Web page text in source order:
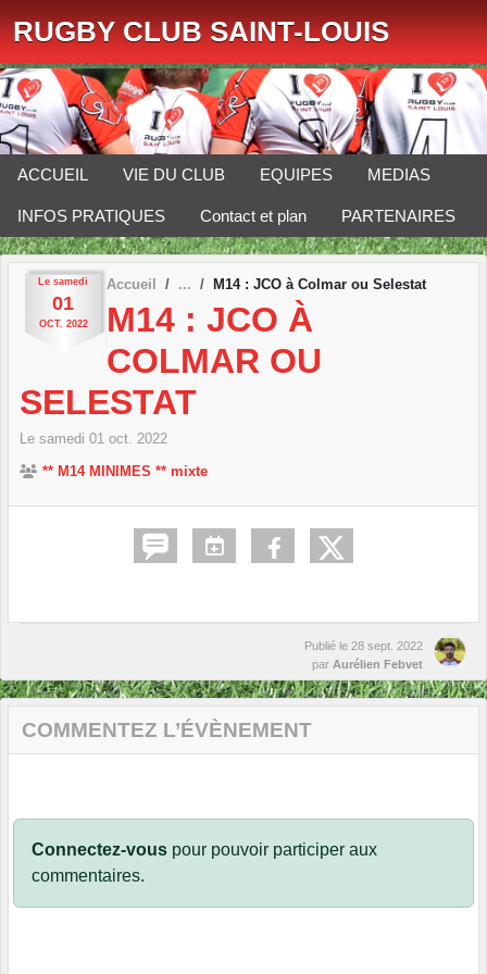
RUGBY CLUB SAINT-LOUIS
ACCUEIL VIE DU CLUB EQUIPES MEDIAS
INFOS PRATIQUES Contact et plan PARTENAIRES
Le samedi
01
OCT. 2022
Accueil M14 : JCO à Colmar ou Selestat
M14 : JCO À
COLMAR OU
SELESTAT
Le samedi 01 oct. 2022
** M14 MINIMES ** mixte
Publié le 28 sept. 2022
par Aurélien Febvet
COMMENTEZ L’ÉVÈNEMENT
Connectez-vous pour pouvoir participer aux
commentaires.